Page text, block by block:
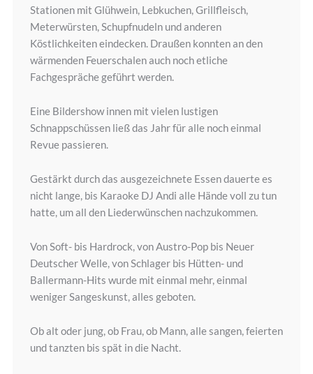
Stationen mit Glühwein, Lebkuchen, Grillfleisch,
Meterwürsten, Schupfnudeln und anderen
Köstlichkeiten eindecken. Draußen konnten an den
wärmenden Feuerschalen auch noch etliche
Fachgespräche geführt werden.
Eine Bildershow innen mit vielen lustigen
Schnappschüssen ließ das Jahr für alle noch einmal
Revue passieren.
Gestärkt durch das ausgezeichnete Essen dauerte es
nicht lange, bis Karaoke DJ Andi alle Hände voll zu tun
hatte, um all den Liederwünschen nachzukommen.
Von Soft- bis Hardrock, von Austro-Pop bis Neuer
Deutscher Welle, von Schlager bis Hütten- und
Ballermann-Hits wurde mit einmal mehr, einmal
weniger Sangeskunst, alles geboten.
Ob alt oder jung, ob Frau, ob Mann, alle sangen, feierten
und tanzten bis spät in die Nacht.